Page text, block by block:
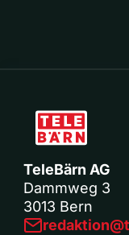
TeleBärn AG
Dammweg 3
3013 Bern